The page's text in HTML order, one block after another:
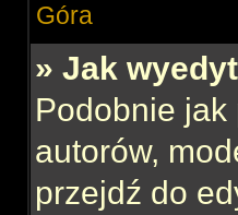
Góra
» Jak
Podobnie jak
autorów,
przejdź do